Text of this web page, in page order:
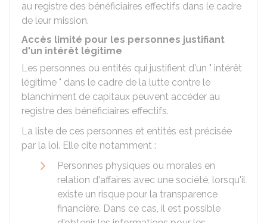
au registre des bénéficiaires effectifs dans le cadre
de leur mission.
Accès limité pour les personnes justifiant
d'un intérêt légitime
Les personnes ou entités qui justifient d'un " intérêt
légitime " dans le cadre de la lutte contre le
blanchiment de capitaux peuvent accéder au
registre des bénéficiaires effectifs.
La liste de ces personnes et entités est précisée
par la loi. Elle cite notamment :
Personnes physiques ou morales en
relation d'affaires avec une société, lorsqu'il
existe un risque pour la transparence
financière. Dans ce cas, il est possible